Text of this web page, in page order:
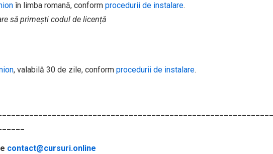
în limba romană, conform procedurii de instalare.
să primești codul de licență
, valabilă 30 de zile, conform procedurii de instalare.
contact@cursuri.online